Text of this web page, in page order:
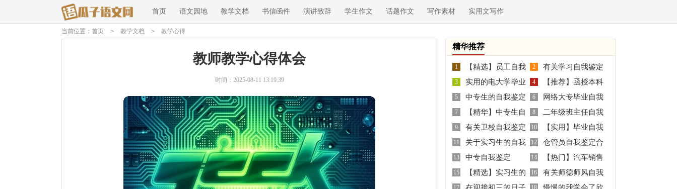
首页 语文园地 教学文档 书信函件 演讲致辞 学生作文 话题作文 写作素材 实用文写作
当前位置： 首页 > 教学文档 > 教学心得
教师教学心得体会
时间：2025-08-11 13:19:39
精华推荐
1
【精选】员工自我
鉴定汇总九篇
2
有关学习自我鉴定
四篇
3
实用的电大学毕业
生自我鉴定3篇
4
【推荐】函授本科
毕业自我鉴定4篇
5
中专生的自我鉴定
合集十篇
6
网络大专毕业自我
鉴定集合8篇
7
【精华】中专生自
我鉴定合集8篇
8
二年级班主任自我
鉴定
9
有关卫校自我鉴定
集合7篇
10
【实用】毕业自我
鉴定范文汇编七篇
11
关于实习生的自我
鉴定范文合集十篇
12
仓管员自我鉴定合
集九篇
13 中专自我鉴定 14
【热门】汽车销售
自我鉴定4篇
15
【精选】实习生的
16
有关师德师风自我
17
在迎接初三的日子
18
慢慢的我学会了欣